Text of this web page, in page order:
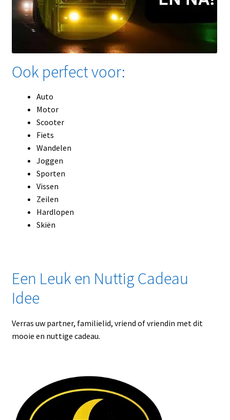
Ook perfect voor:
Auto
Motor
Scooter
Fiets
Wandelen
Joggen
Sporten
Vissen
Zeilen
Hardlopen
Skiën
Een Leuk en Nuttig Cadeau
Idee
Verras uw partner, familielid, vriend of vriendin met dit
mooie en nuttige cadeau.